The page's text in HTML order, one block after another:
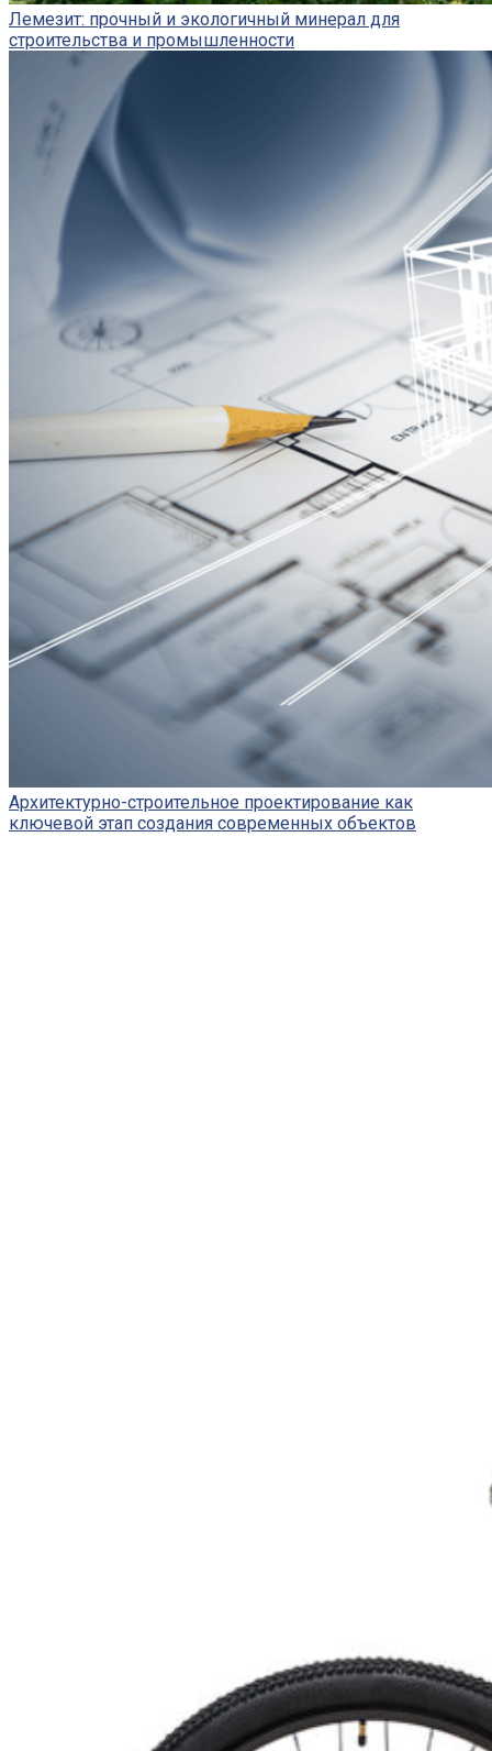
Лемезит: прочный и экологичный минерал для
строительства и промышленности
Архитектурно-строительное проектирование как
ключевой этап создания современных объектов